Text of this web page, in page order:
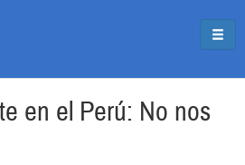
en el Perú: No nos